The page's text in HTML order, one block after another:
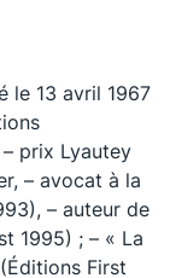
le 13 avril 1967
prix Lyautey
– avocat à la
– auteur de
1995) ; – « La
First